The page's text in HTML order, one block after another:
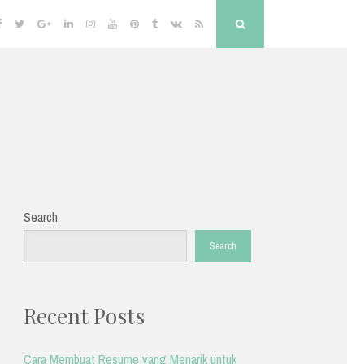
Facebook
TwitterGoogleLinkedinInstagramYouTubePinterest
TumblrVK RSS
Search
Search
Recent Posts
Cara Membuat Resume yang Menarik untuk